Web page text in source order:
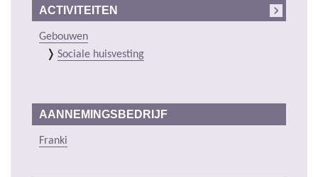
ACTIVITEITEN
Gebouwen
Sociale huisvesting
AANNEMINGSBEDRIJF
Franki